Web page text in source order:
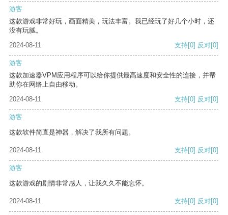
游客
这款游戏非常好玩，画面精美，玩法丰富。我已经玩了好几个小时，还
没有玩腻。
2024-08-11
支持[0] 反对[0]
游客
这款加速器VPM应用程序可以给你提供最高速度和安全性的连接，并帮
助你在网络上自由移动。
2024-08-11
支持[0] 反对[0]
游客
这款软件简直是神器，解决了我所有问题。
2024-08-11 支持[0] 反对[0]
游客
这款游戏的剧情非常感人，让我久久不能忘怀。
2024-08-11 支持[0] 反对[0]